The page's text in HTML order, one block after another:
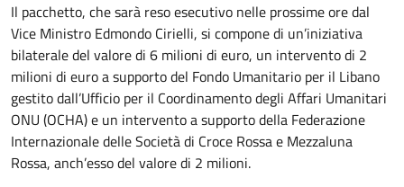
Il pacchetto, che sarà reso esecutivo nelle prossime ore dal
Vice Ministro Edmondo Cirielli, si compone di un’iniziativa
bilaterale del valore di 6 milioni di euro, un intervento di 2
milioni di euro a supporto del Fondo Umanitario per il Libano
gestito dall’Ufficio per il Coordinamento degli Affari Umanitari
ONU (OCHA) e un intervento a supporto della Federazione
Internazionale delle Società di Croce Rossa e Mezzaluna
Rossa, anch’esso del valore di 2 milioni.